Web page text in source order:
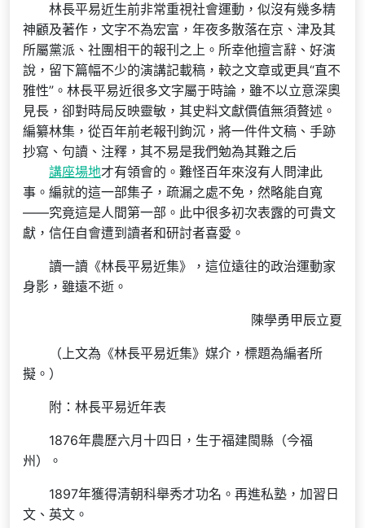
林長平易近生前非常重視社會運動，似沒有幾多精
神顧及著作，文字不為宏富，年夜多散落在京、津及其
所屬黨派、社團相干的報刊之上。所幸他擅言辭、好演
說，留下篇幅不少的演講記載稿，較之文章或更具“直不
雅性”。林長平易近很多文字屬于時論，雖不以立意深奧
見長，卻對時局反映靈敏，其史料文獻價值無須贅述。
編纂林集，從百年前老報刊鉤沉，將一件件文稿、手跡
抄寫、句讀、注釋，其不易是我們勉為其難之后
講座場地才有領會的。難怪百年來沒有人問津此
事。編就的這一部集子，疏漏之處不免，然略能自寬
——究竟這是人間第一部。此中很多初次表露的可貴文
獻，信任自會遭到讀者和研討者喜愛。
讀一讀《林長平易近集》，這位遠往的政治運動家
身影，雖遠不逝。
陳學勇甲辰立夏
（上文為《林長平易近集》媒介，標題為編者所
擬。）
附：林長平易近年表
1876年農歷六月十四日，生于福建閩縣（今福
州）。
1897年獲得清朝科舉秀才功名。再進私塾，加習日
文、英文。